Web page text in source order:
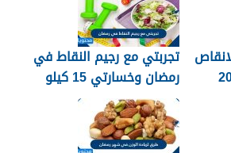
تجربتي مع رجيم النقاط في
رمضان وخسارتي 15 كيلو
2026